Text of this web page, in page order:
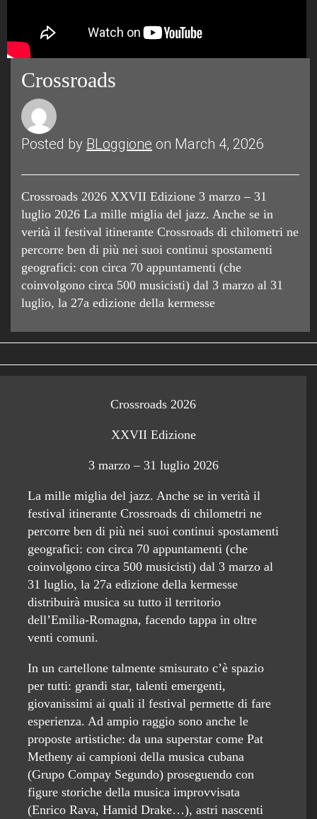
Crossroads
Posted by BLoggione on March 4, 2026
Crossroads 2026 XXVII Edizione 3 marzo – 31
luglio 2026 La mille miglia del jazz. Anche se in
verità il festival itinerante Crossroads di chilometri ne
percorre ben di più nei suoi continui spostamenti
geografici: con circa 70 appuntamenti (che
coinvolgono circa 500 musicisti) dal 3 marzo al 31
luglio, la 27a edizione della kermesse
Crossroads 2026
XXVII Edizione
3 marzo – 31 luglio 2026
La mille miglia del jazz. Anche se in verità il
festival itinerante Crossroads di chilometri ne
percorre ben di più nei suoi continui spostamenti
geografici: con circa 70 appuntamenti (che
coinvolgono circa 500 musicisti) dal 3 marzo al
31 luglio, la 27a edizione della kermesse
distribuirà musica su tutto il territorio
dell’Emilia-Romagna, facendo tappa in oltre
venti comuni.
In un cartellone talmente smisurato c’è spazio
per tutti: grandi star, talenti emergenti,
giovanissimi ai quali il festival permette di fare
esperienza. Ad ampio raggio sono anche le
proposte artistiche: da una superstar come Pat
Metheny ai campioni della musica cubana
(Grupo Compay Segundo) proseguendo con
figure storiche della musica improvvisata
(Enrico Rava, Hamid Drake…), astri nascenti